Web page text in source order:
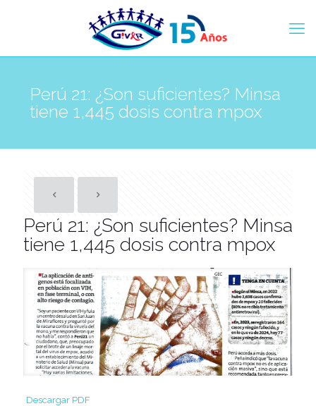
Perú 21: ¿Son suficientes? Minsa
tiene 1,445 dosis contra mpox
Perú 21: ¿Son suficientes? Minsa
tiene 1,445 dosis contra mpox
Descargar PDF